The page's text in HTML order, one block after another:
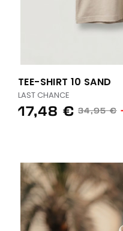
TEE-SHIRT 10 SAND
LAST CHANCE
17,48 € 34,95 €